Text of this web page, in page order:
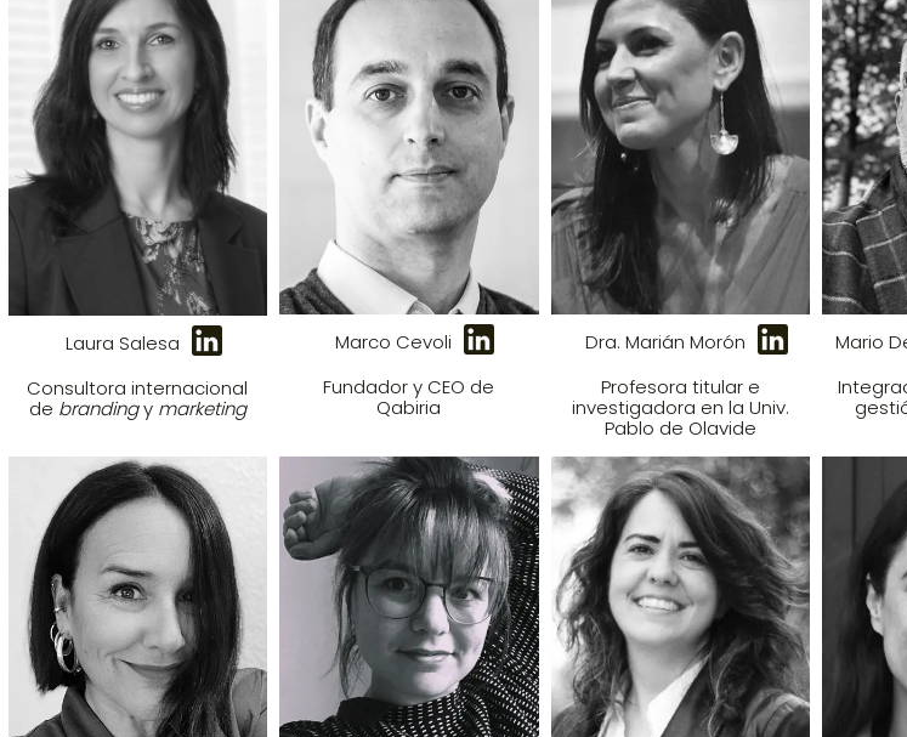
Laura Salesa
Consultora internacional
de brandingy marketing
Marco Cevoli
Fundador y CEO de
Qabiria
Dra. Marián Morón
Profesora titular e
investigadora en la Univ.
Pablo de Olavide
Mario